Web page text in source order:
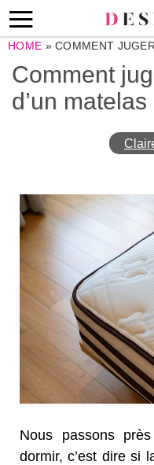
HOME »COMMENT
Comment
d’un matelas
Nous passons
dormir, c’est dire si